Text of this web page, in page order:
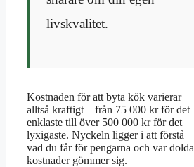
livskvalitet.
Kostnaden för att byta kök varierar
alltså kraftigt – från 75 000 kr för det
enklaste till över 500 000 kr för det
lyxigaste. Nyckeln ligger i att förstå
vad du får för pengarna och var dolda
kostnader gömmer sig.